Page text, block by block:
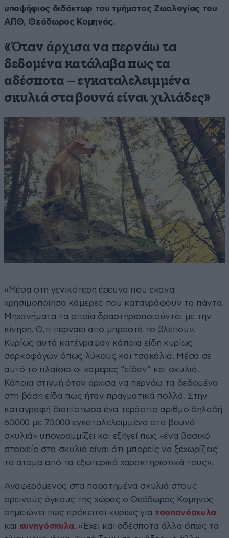
υποψήφιος διδάκτωρ του τμήματος Ζωολογίας του
ΑΠΘ, Θεόδωρος Κομηνός.
«Όταν άρχισα να περνάω τα
δεδομένα κατάλαβα πως τα
αδέσποτα – εγκαταλελειμμένα
σκυλιά στα βουνά είναι χιλιάδες»
«Μέσα στη γενικότερη έρευνα που έκανα
χρησιμοποίησα κάμερες που καταγράφουν τα πάντα.
Μηχανήματα τα οποία δραστηριοποιούνται με την
κίνηση. Ό,τι περνάει από μπροστά το βλέπουν.
Κυρίως αυτά κατέγραψαν κάποια είδη κυρίως
σαρκοφάγων όπως λύκους και τσακάλια. Μέσα σε
αυτό το πλαίσιο οι κάμερες ”είδαν” και σκυλιά.
Κάποια στιγμή όταν άρχισα να περνάω τα δεδομένα
στη βάση είδα πως ήταν πραγματικά πολλά. Στην
καταγραφή διαπίστωσα ένα τεράστιο αριθμό δηλαδή
60.000 με 70.000 εγκαταλελειμμένα στα βουνά
σκυλιά» υπογραμμίζει και εξηγεί πως «ένα βασικό
στοιχείο στα σκυλιά είναι ότι μπορείς να ξεχωρίζεις
τα άτομα από τα εξωτερικά χαρακτηριστικά τους».
Αναφερόμενος στα παρατημένα σκυλιά στους
ορεινούς όγκους της χώρας ο Θεόδωρος Κομηνός
σημειώνει πως πρόκειται κυρίως για τσοπανόσκυλα
και κυνηγόσκυλα. «Έχει και αδέσποτα άλλα όπως τα